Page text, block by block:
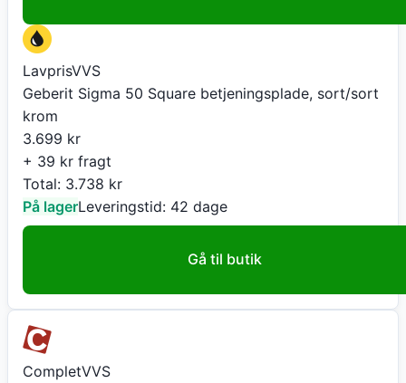
LavprisVVS
Geberit Sigma 50 Square betjeningsplade, sort/sort
krom
3.699 kr
+ 39 kr fragt
Total: 3.738 kr
På lagerLeveringstid: 42 dage
Gå til butik
CompletVVS